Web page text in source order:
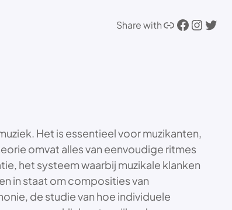
Share withLink Facebook Instagram Twitter
Het is essentieel voor muzikanten,
omvat alles van eenvoudige ritmes
het systeem waarbij muzikale klanken
in staat om composities van
de studie van hoe individuele